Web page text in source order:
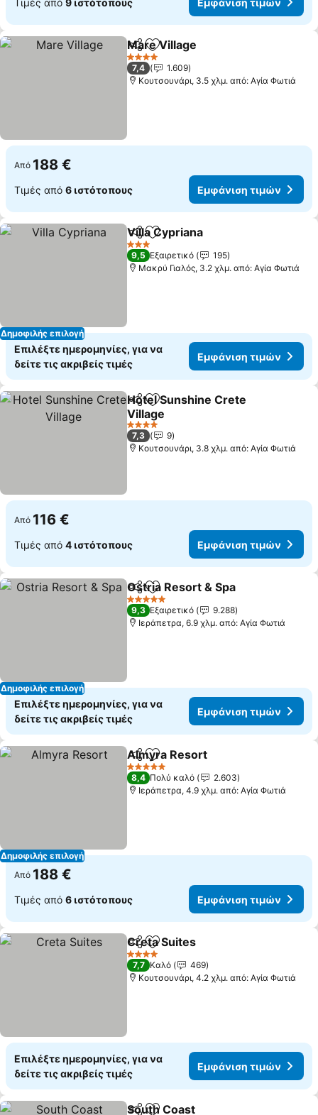
Κοινοποίηση
Προσθήκη στα αγαπημένα
Mare Village
4 Αστέρια
7,4
1.609
Κουτσουνάρι, 3.5 χλμ. από: Αγία Φωτιά
Από 188 €
Τιμές από 6 ιστότοπους Εμφάνιση τιμών
Δημοφιλής επιλογή
Κοινοποίηση
Προσθήκη στα αγαπημένα
Villa Cypriana
3 Αστέρια
9,5 Εξαιρετικό
195
Μακρύ Γιαλός, 3.2 χλμ. από: Αγία Φωτιά
Επιλέξτε ημερομηνίες, για να
δείτε τις ακριβείς τιμές
Εμφάνιση τιμών
Κοινοποίηση
Προσθήκη στα αγαπημένα
Hotel Sunshine Crete
Village
4 Αστέρια
7,3
9
Κουτσουνάρι, 3.8 χλμ. από: Αγία Φωτιά
Από 116 €
Τιμές από 4 ιστότοπους Εμφάνιση τιμών
Δημοφιλής επιλογή
Κοινοποίηση
Προσθήκη στα αγαπημένα
Ostria Resort & Spa
5 Αστέρια
9,3 Εξαιρετικό
9.288
Ιεράπετρα, 6.9 χλμ. από: Αγία Φωτιά
Επιλέξτε ημερομηνίες, για να
δείτε τις ακριβείς τιμές
Εμφάνιση τιμών
Δημοφιλής επιλογή
Κοινοποίηση
Προσθήκη στα αγαπημένα
Almyra Resort
5 Αστέρια
8,4 Πολύ καλό
2.603
Ιεράπετρα, 4.9 χλμ. από: Αγία Φωτιά
Από 188 €
Τιμές από 6 ιστότοπους Εμφάνιση τιμών
Κοινοποίηση
Προσθήκη στα αγαπημένα
Creta Suites
4 Αστέρια
7,7 Καλό
469
Κουτσουνάρι, 4.2 χλμ. από: Αγία Φωτιά
Επιλέξτε ημερομηνίες, για να
δείτε τις ακριβείς τιμές
Εμφάνιση τιμών
South Coast